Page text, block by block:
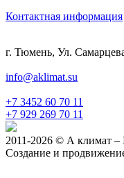
Контактная информация
г. Тюмень, Ул.
info@aklimat.su
+7 3452 60 70 11
+7 929 269 70 11
2011-2026 © А климат –
Создание и